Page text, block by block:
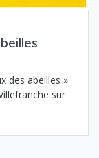
des abeilles »
sur